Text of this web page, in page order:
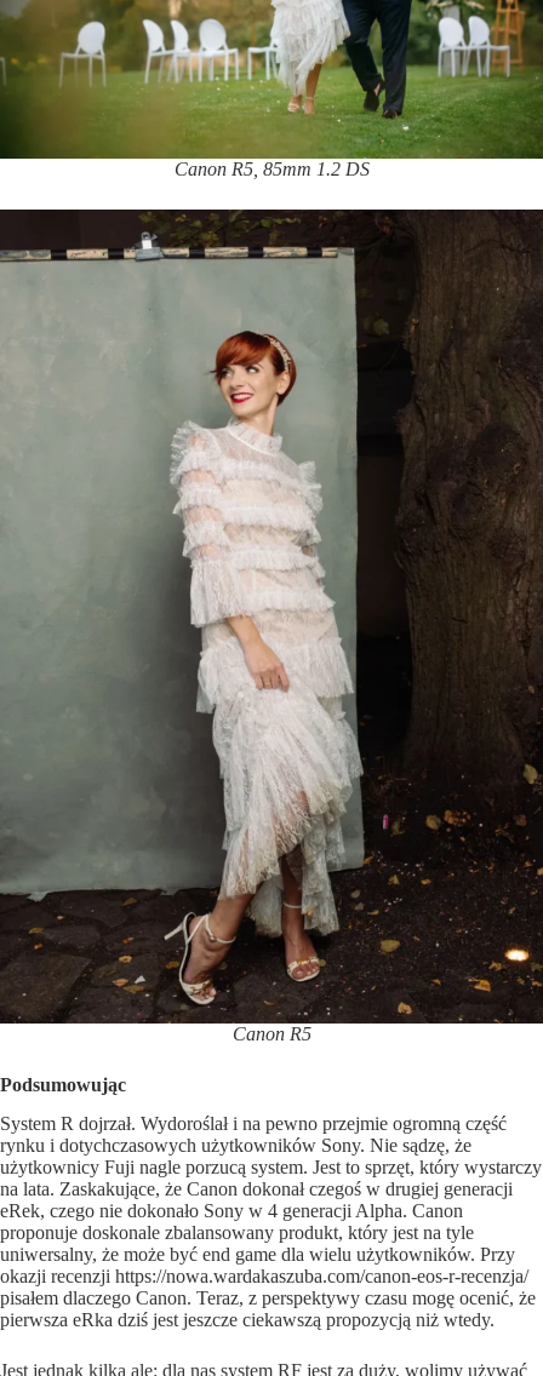
Canon R5, 85mm 1.2 DS
Canon R5
Podsumowując
System R dojrzał. Wydoroślał i na pewno przejmie ogromną część
rynku i dotychczasowych użytkowników Sony. Nie sądzę, że
użytkownicy Fuji nagle porzucą system. Jest to sprzęt, który wystarczy
na lata. Zaskakujące, że Canon dokonał czegoś w drugiej generacji
eRek, czego nie dokonało Sony w 4 generacji Alpha. Canon
proponuje doskonale zbalansowany produkt, który jest na tyle
uniwersalny, że może być end game dla wielu użytkowników. Przy
okazji recenzji https://nowa.wardakaszuba.com/canon-eos-r-recenzja/
pisałem dlaczego Canon. Teraz, z perspektywy czasu mogę ocenić, że
pierwsza eRka dziś jest jeszcze ciekawszą propozycją niż wtedy.
Jest jednak kilka ale: dla nas system RF jest za duży, wolimy używać